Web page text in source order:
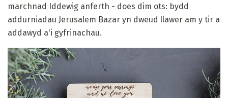
marchnad Iddewig anferth - does dim ots: bydd
addurniadau Jerusalem Bazar yn dweud llawer am y tir a
addawyd a'i gyfrinachau.